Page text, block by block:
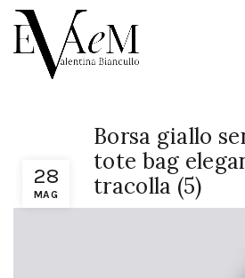
28
MAG
Borsa giallo
tote bag
tracolla (5)